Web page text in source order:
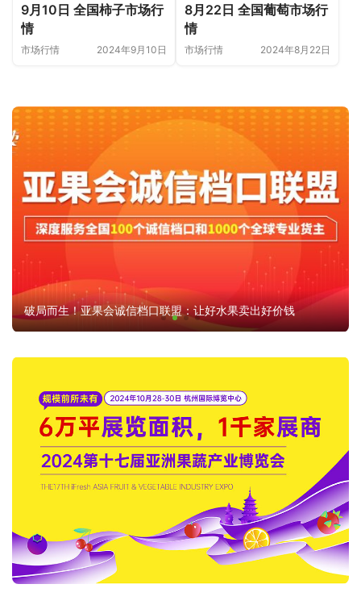
9月10日 全国柿子市场行
情
市场行情 2024年9月10日
8月22日 全国葡萄市场行
情
市场行情 2024年8月22日
破局而生！亚果会诚信档口联盟：让好水果卖出好价钱